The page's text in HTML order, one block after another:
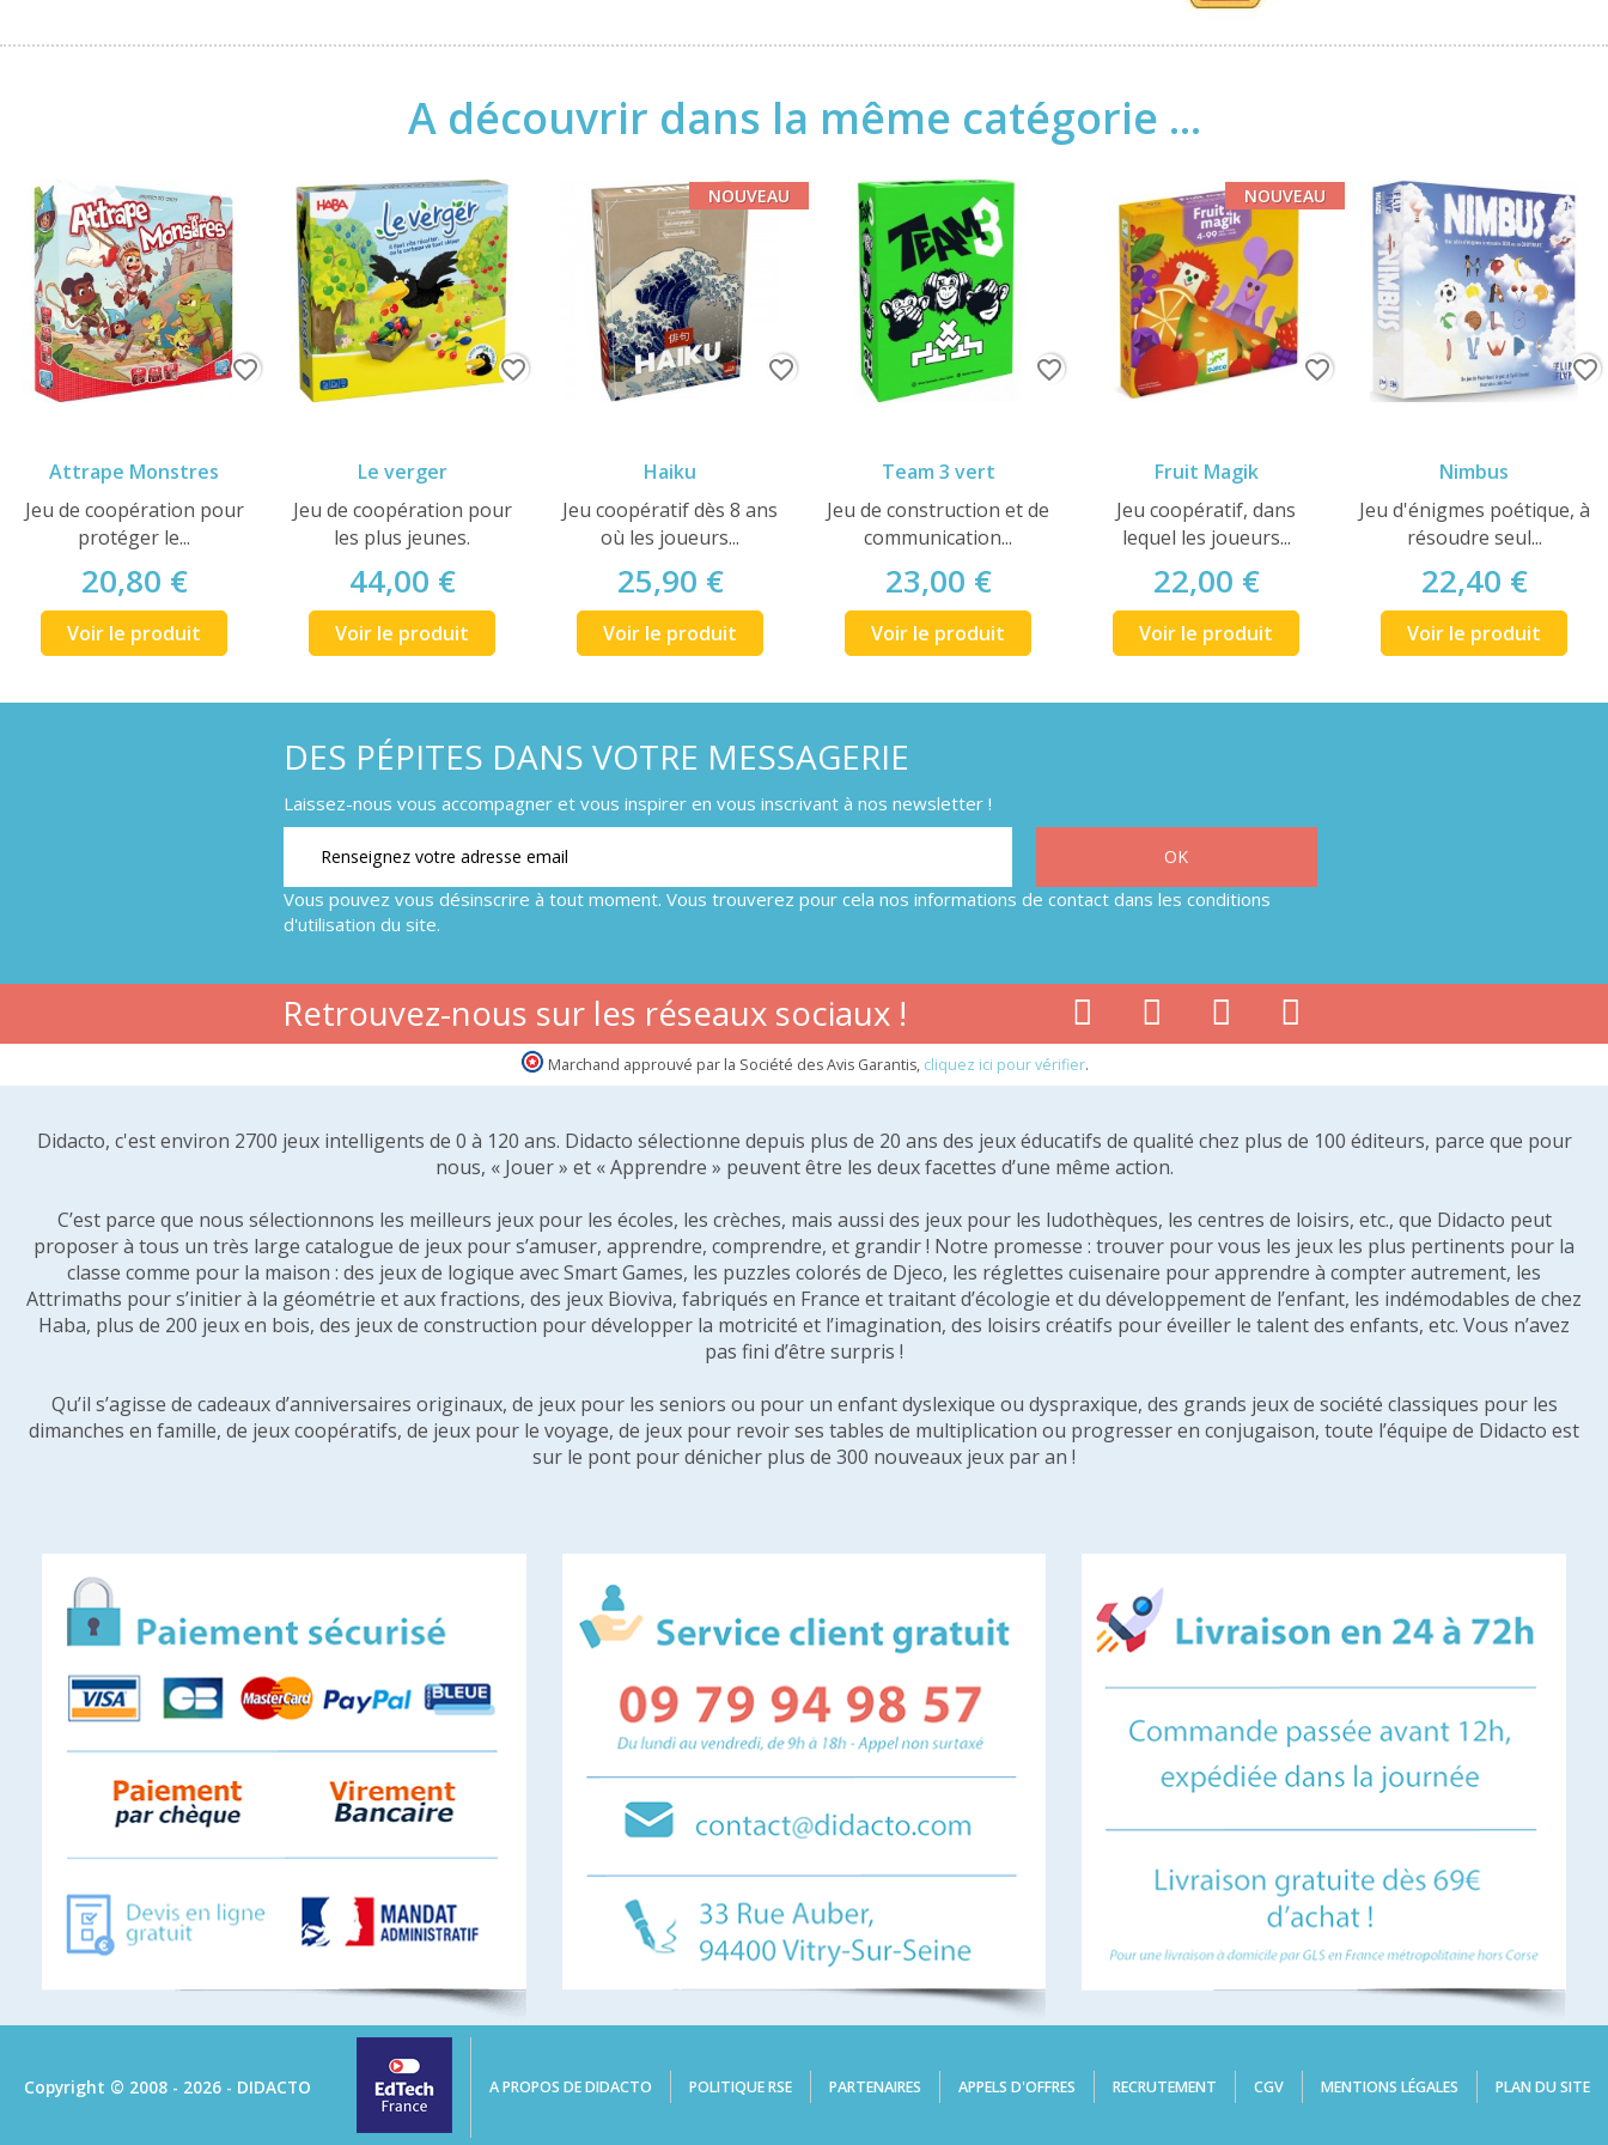
A découvrir dans la même catégorie ...
Attrape Monstres
Jeu de coopération pour
protéger le...
20,80 €
Voir le produit
favorite_border
Le verger
Jeu de coopération pour
les plus jeunes.
44,00 €
Voir le produit
favorite_border
Haiku
Jeu coopératif dès 8 ans
où les joueurs...
25,90 €
Voir le produit
NOUVEAU
favorite_border
Team 3 vert
Jeu de construction et de
communication...
23,00 €
Voir le produit
favorite_border
Fruit Magik
Jeu coopératif, dans
lequel les joueurs...
22,00 €
Voir le produit
NOUVEAU
favorite_border
Nimbus
Jeu d'énigmes poétique, à
résoudre seul...
22,40 €
Voir le produit
favorite_border
DES PÉPITES DANS VOTRE MESSAGERIE
Laissez-nous vous accompagner et vous inspirer en vous inscrivant à nos newsletter !
Vous pouvez vous désinscrire à tout moment. Vous trouverez pour cela nos informations de contact dans les conditions
d'utilisation du site.
Retrouvez-nous sur les réseaux sociaux !
Marchand approuvé par la Société des Avis Garantis, cliquez ici pour vérifier.
Didacto, c'est environ 2700 jeux intelligents de 0 à 120 ans. Didacto sélectionne depuis plus de 20 ans des jeux éducatifs de qualité chez plus de 100 éditeurs, parce que pour
nous, « Jouer » et « Apprendre » peuvent être les deux facettes d’une même action.
C’est parce que nous sélectionnons les meilleurs jeux pour les écoles, les crèches, mais aussi des jeux pour les ludothèques, les centres de loisirs, etc., que Didacto peut
proposer à tous un très large catalogue de jeux pour s’amuser, apprendre, comprendre, et grandir ! Notre promesse : trouver pour vous les jeux les plus pertinents pour la
classe comme pour la maison : des jeux de logique avec Smart Games, les puzzles colorés de Djeco, les réglettes cuisenaire pour apprendre à compter autrement, les
Attrimaths pour s’initier à la géométrie et aux fractions, des jeux Bioviva, fabriqués en France et traitant d’écologie et du développement de l’enfant, les indémodables de chez
Haba, plus de 200 jeux en bois, des jeux de construction pour développer la motricité et l’imagination, des loisirs créatifs pour éveiller le talent des enfants, etc. Vous n’avez
pas fini d’être surpris !
Qu’il s’agisse de cadeaux d’anniversaires originaux, de jeux pour les seniors ou pour un enfant dyslexique ou dyspraxique, des grands jeux de société classiques pour les
dimanches en famille, de jeux coopératifs, de jeux pour le voyage, de jeux pour revoir ses tables de multiplication ou progresser en conjugaison, toute l’équipe de Didacto est
sur le pont pour dénicher plus de 300 nouveaux jeux par an !
Copyright © 2008 - 2026 - DIDACTO A PROPOS DE DIDACTO POLITIQUE RSE PARTENAIRES APPELS D'OFFRES RECRUTEMENT CGV MENTIONS LÉGALES PLAN DU SITE